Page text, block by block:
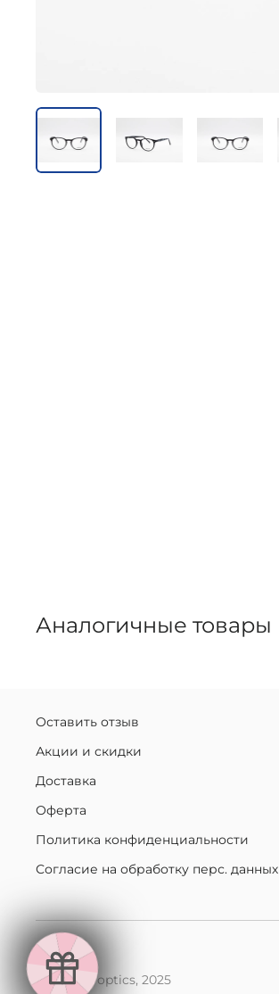
Аналогичные товары
Оставить отзыв
Акции и скидки
Доставка
Оферта
Политика конфиденциальности
Согласие на обработку перс. данных
makaroff optics, 2025